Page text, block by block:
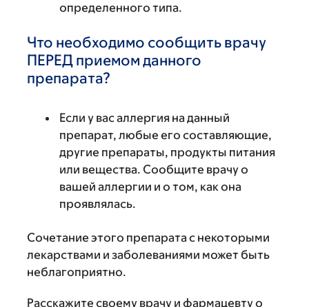
определенного типа.
Что необходимо сообщить врачу
ПЕРЕД приемом данного
препарата?
Если у вас аллергия на данный
препарат, любые его составляющие,
другие препараты, продукты питания
или вещества. Сообщите врачу о
вашей аллергии и о том, как она
проявлялась.
Сочетание этого препарата с некоторыми
лекарствами и заболеваниями может быть
неблагоприятно.
Расскажите своему врачу и фармацевту о